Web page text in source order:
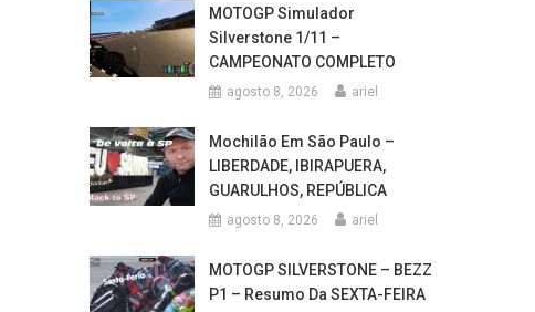
MOTOGP Simulador
Silverstone 1/11 –
CAMPEONATO COMPLETO
agosto 8, 2026 ariel
Mochilão Em São Paulo –
LIBERDADE, IBIRAPUERA,
GUARULHOS, REPÚBLICA
agosto 8, 2026 ariel
MOTOGP SILVERSTONE – BEZZ
P1 – Resumo Da SEXTA-FEIRA